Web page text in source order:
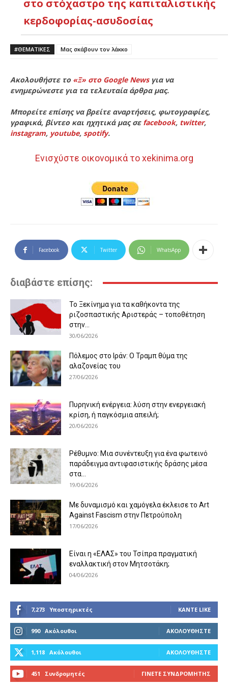
στο στόχαστρο της καπιταλιστικής
κερδοφορίας-ασυδοσίας
#ΘΕΜΑΤΙΚΈΣ Μας σκάβουν τον λάκκο
Ακολουθήστε το «Ξ» στο Google Newsγια να
ενημερώνεστε για τα τελευταία άρθρα μας.
Μπορείτε επίσης να βρείτε αναρτήσεις, φωτογραφίες,
γραφικά, βίντεο και ηχητικά μας σε facebook, twitter,
instagram, youtube, spotify.
Ενισχύστε οικονομικά το xekinima.org
Facebook Twitter WhatsApp
διαβάστε επίσης:
Το Ξεκίνημα για τα καθήκοντα της
ριζοσπαστικής Αριστεράς – τοποθέτηση
στην...
30/06/2026
Πόλεμος στο Ιράν: Ο Τραμπ θύμα της
αλαζονείας του
27/06/2026
Πυρηνική ενέργεια: λύση στην ενεργειακή
κρίση, ή παγκόσμια απειλή;
20/06/2026
Ρέθυμνο: Μια συνέντευξη για ένα φωτεινό
παράδειγμα αντιφασιστικής δράσης μέσα
στα...
19/06/2026
Με δυναμισμό και χαμόγελα έκλεισε το Art
Against Fascism στην Πετρούπολη
17/06/2026
Είναι η «ΕΛΑΣ» του Τσίπρα πραγματική
εναλλακτική στον Μητσοτάκη;
04/06/2026
7,273 Υποστηρικτές ΚΆΝΤΕ LIKE
990 Ακόλουθοι ΑΚΟΛΟΥΘΉΣΤΕ
1,118 Ακόλουθοι ΑΚΟΛΟΥΘΉΣΤΕ
451 Συνδρομητές ΓΊΝΕΤΕ ΣΥΝΔΡΟΜΗΤΉΣ